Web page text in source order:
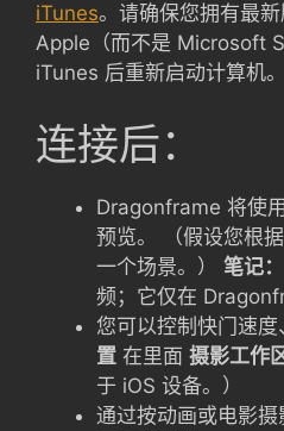
iTunes。请确保您拥有最
Apple（而不是 Microsoft
iTunes 后重新启动计算机。
连接后：
Dragonframe 将使
预览。 （假设您根
一个场景。） 笔记：
频；它仅在
您可以控制快门速
置 在里面 摄影工作
于 iOS 设备。）
通过按动画或电影